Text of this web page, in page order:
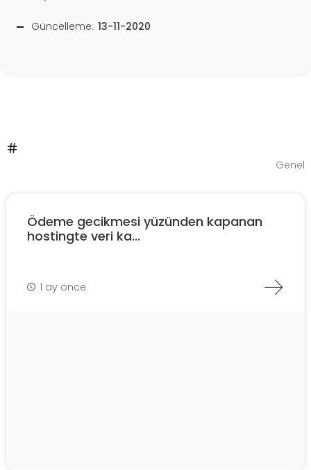
Güncelleme: 13-11-2020
Genel
Ödeme gecikmesi yüzünden kapanan
hostingte veri ka...
1 ay önce